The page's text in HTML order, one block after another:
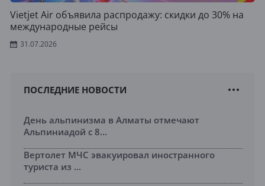
Vietjet Air объявила распродажу: скидки до 30% на
международные рейсы
31.07.2026
ПОСЛЕДНИЕ НОВОСТИ
День альпинизма в Алматы отмечают
Альпиниадой с 8...
Вертолет МЧС эвакуировал иностранного
туриста из ...